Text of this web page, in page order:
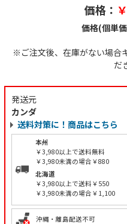
価格：
価格(個単価
※ご注文後、在庫がない場合
だ
発送元
カンダ
送料対策に！商品はこちら
本州
￥3,980以上で送料無料
￥3,980未満の場合￥880
北海道
￥3,980以上で送料￥550
￥3,980未満の場合￥1,100
沖縄・離島配送不可